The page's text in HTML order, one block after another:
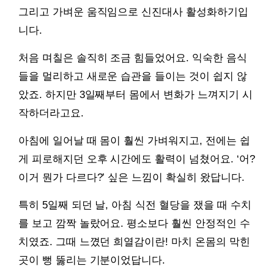
그리고 가벼운 움직임으로 신진대사 활성화하기입
니다.
처음 며칠은 솔직히 조금 힘들었어요. 익숙한 음식
들을 멀리하고 새로운 습관을 들이는 것이 쉽지 않
았죠. 하지만 3일째부터 몸에서 변화가 느껴지기 시
작하더라고요.
아침에 일어날 때 몸이 훨씬 가벼워지고, 전에는 쉽
게 피로해지던 오후 시간에도 활력이 넘쳤어요. ‘어?
이거 뭔가 다르다?’ 싶은 느낌이 확실히 왔답니다.
특히 5일째 되던 날, 아침 식전 혈당을 쟀을 때 수치
를 보고 깜짝 놀랐어요. 평소보다 훨씬 안정적인 수
치였죠. 그때 느꼈던 희열감이란! 마치 온몸의 막힌
곳이 뻥 뚫리는 기분이었답니다.